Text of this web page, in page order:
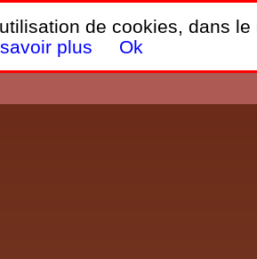
,
PC.
de cookies, dans
plus Ok